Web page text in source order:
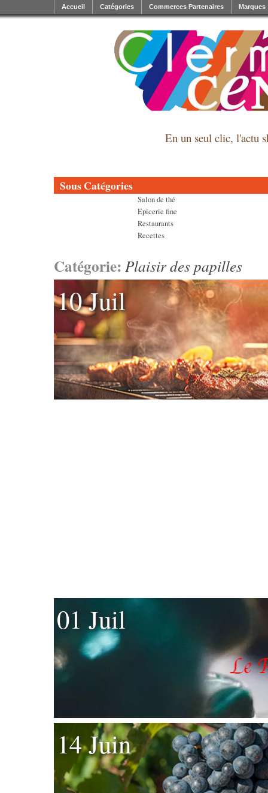
En un seul clic, l'actu
Accueil Catégories Commerces Partenaires Marques
Sous Catégories
Salon de thé
Epicerie fine
Restaurants
Recettes
Catégorie: Plaisir des papilles
10 Juil
01 Juil
14 Juin